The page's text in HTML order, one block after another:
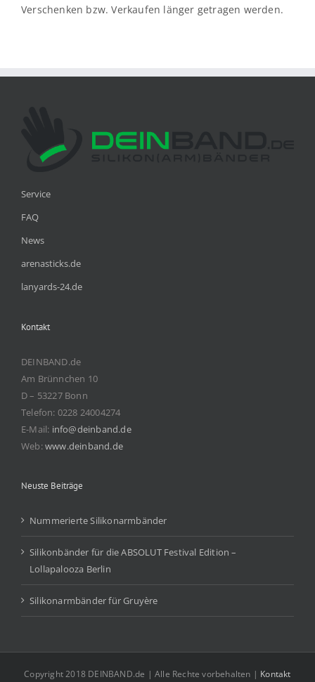
Verschenken bzw. Verkaufen länger getragen werden.
Service
FAQ
News
arenasticks.de
lanyards-24.de
Kontakt
DEINBAND.de
Am Brünnchen 10
D – 53227 Bonn
Telefon: 0228 24004274
E-Mail: info@deinband.de
Web:www.deinband.de
Neuste Beiträge
Nummerierte Silikonarmbänder
Silikonbänder für die ABSOLUT Festival Edition –
Lollapalooza Berlin
Silikonarmbänder für Gruyère
Copyright 2018 DEINBAND.de | Alle Rechte vorbehalten | Kontakt